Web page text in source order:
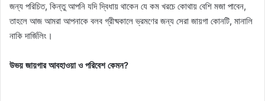
জন্য পরিচিত, কিন্তু আপনি যদি দ্বিধায় থাকেন যে কম খরচে কোথায় বেশি মজা পাবেন,
তাহলে আজ আমরা আপনাকে বলব গ্রীষ্মকালে ভ্রমণের জন্য সেরা জায়গা কোনটি, মানালি
নাকি দার্জিলিং।
উভয় জায়গার আবহাওয়া ও পরিবেশ কেমন?